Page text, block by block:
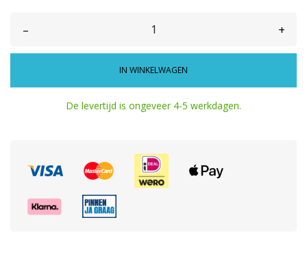
– +
IN WINKELWAGEN
De levertijd is ongeveer 4-5 werkdagen.